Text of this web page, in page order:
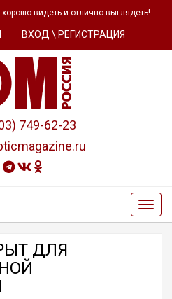
видеть и отлично выглядеть!
ВХОД \ РЕГИСТРАЦИЯ
749-62-23
ДЛЯ